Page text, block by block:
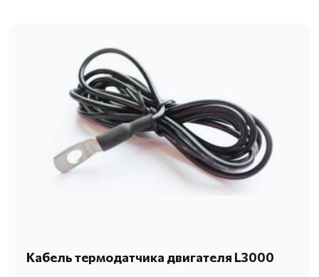
Кабель термодатчика двигателя L3000